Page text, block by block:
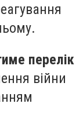
перелік
війни